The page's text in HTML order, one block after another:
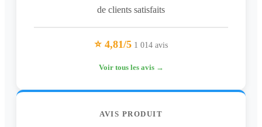
de clients satisfaits
⭐ 4,81/5 1 014 avis
Voir tous les avis →
AVIS PRODUIT